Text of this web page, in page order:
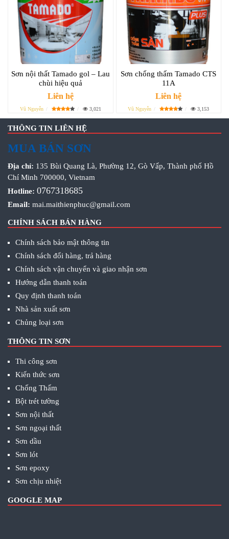
Sơn nội thất Tamado gol – Lau
chùi hiệu quả
Liên hệ
Vũ Nguyễn 3,021
Sơn chống thấm Tamado CTS
11A
Liên hệ
Vũ Nguyễn 3,153
THÔNG TIN LIÊN HỆ
MUA BÁN SƠN
Địa chỉ: 135 Bùi Quang Là, Phường 12, Gò Vấp, Thành phố Hồ
Chí Minh 700000, Vietnam
Hotline: 0767318685
Email: mai.maithienphuc@gmail.com
CHÍNH SÁCH BÁN HÀNG
Chính sách bảo mật thông tin
Chính sách đổi hàng, trả hàng
Chính sách vận chuyển và giao nhận sơn
Hướng dẫn thanh toán
Quy định thanh toán
Nhà sản xuất sơn
Chủng loại sơn
THÔNG TIN SƠN
Thi công sơn
Kiến thức sơn
Chống Thấm
Bột trét tường
Sơn nội thất
Sơn ngoại thất
Sơn dầu
Sơn lót
Sơn epoxy
Sơn chịu nhiệt
GOOGLE MAP